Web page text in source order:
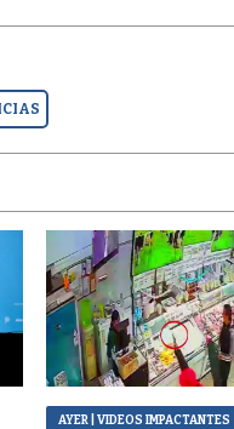
AYER | VIDEOS IMPACTANTES